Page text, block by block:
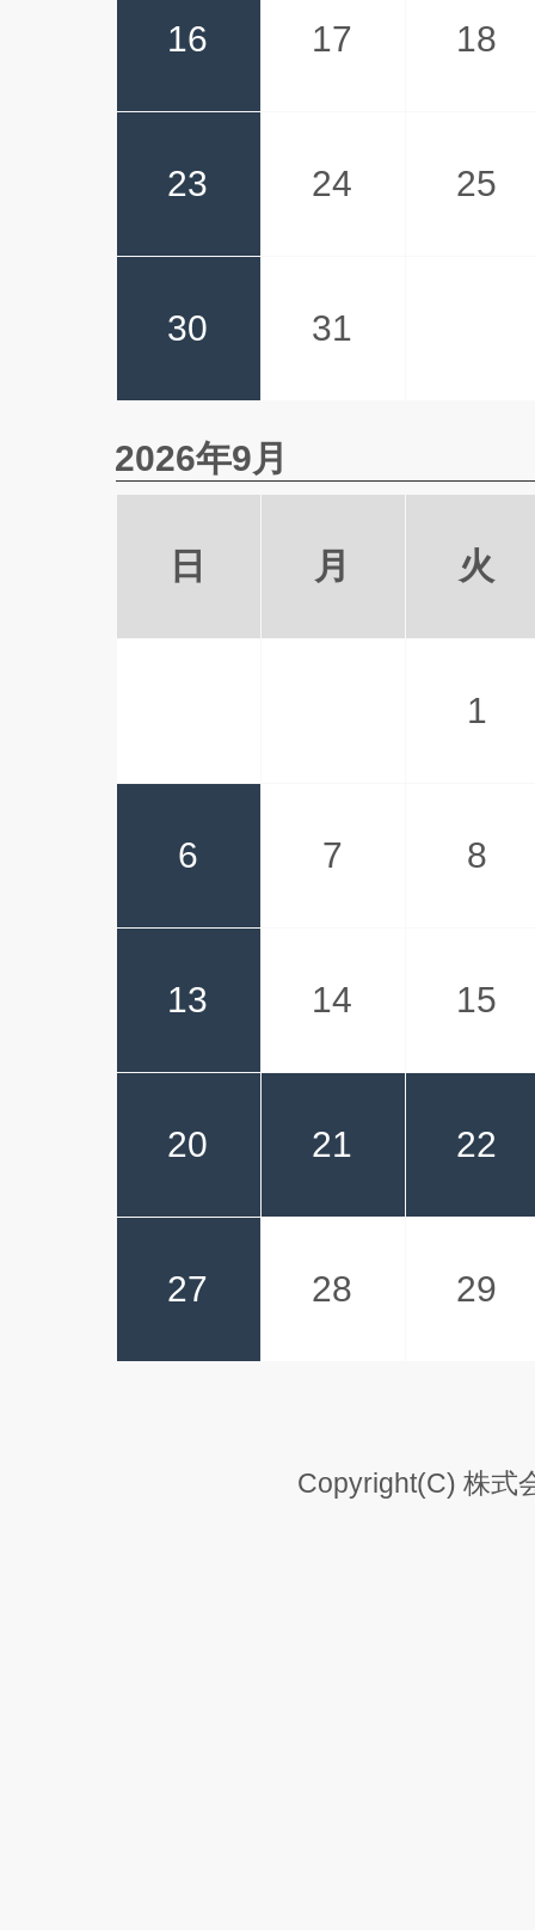
16 17 18
23 24 25
30 31
2026年9月
日 月 火
1
6 7 8
13 14 15
20 21 22
27 28 29
Copyright(C) 株式